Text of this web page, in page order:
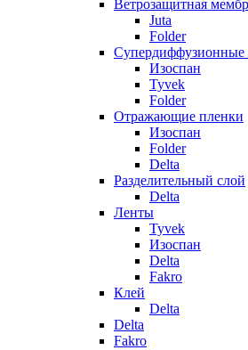
Ветрозащитная
Juta
Folder
Изоспан
Tyvek
Folder
Отражающие пленки
Изоспан
Folder
Delta
Разделительный слой
Delta
Ленты
Tyvek
Изоспан
Delta
Fakro
Клей
Delta
Delta
Fakro